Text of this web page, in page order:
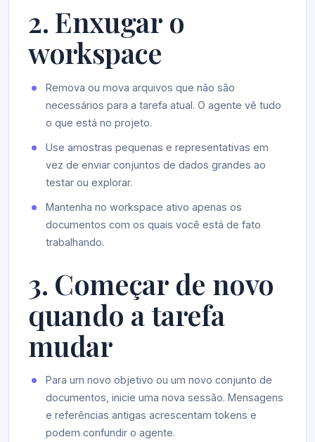
2. Enxugar o
workspace
Remova ou mova arquivos que não são
necessários para a tarefa atual. O agente vê tudo
o que está no projeto.
Use amostras pequenas e representativas em
vez de enviar conjuntos de dados grandes ao
testar ou explorar.
Mantenha no workspace ativo apenas os
documentos com os quais você está de fato
trabalhando.
3. Começar de novo
quando a tarefa
mudar
Para um novo objetivo ou um novo conjunto de
documentos, inicie uma nova sessão. Mensagens
e referências antigas acrescentam tokens e
podem confundir o agente.